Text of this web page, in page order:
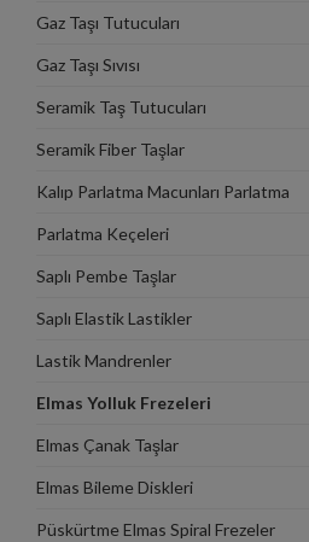
Gaz Taşı Tutucuları
Gaz Taşı Sıvısı
Seramik Taş Tutucuları
Seramik Fiber Taşlar
Kalıp Parlatma Macunları Parlatma
Parlatma Keçeleri
Saplı Pembe Taşlar
Saplı Elastik Lastikler
Lastik Mandrenler
Elmas Yolluk Frezeleri
Elmas Çanak Taşlar
Elmas Bileme Diskleri
Püskürtme Elmas Spiral Frezeler